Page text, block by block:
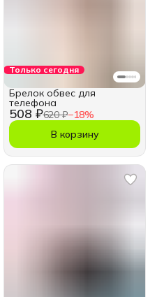
Только сегодня
508 ₽620 ₽−18%
Брелок обвес для
телефона
В корзину